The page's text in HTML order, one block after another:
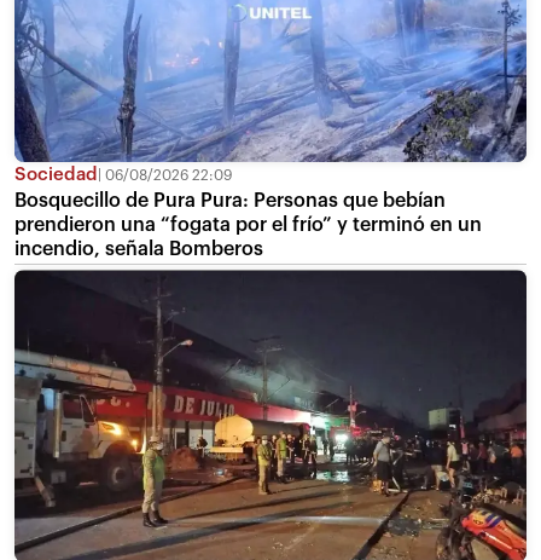
Sociedad 06/08/2026 22:09
Bosquecillo de Pura Pura: Personas que bebían
prendieron una “fogata por el frío” y terminó en un
incendio, señala Bomberos